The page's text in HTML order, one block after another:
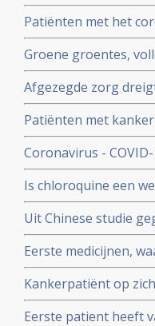
effecten op langere
Patiënten met het
slechtere prognose
Groene groentes,
blijkt uit studie van
virus (COVID-19)
Afgezegde zorg
van Gupta
Patiënten met
overleden daardoor
Coronavirus -
verkoudheid en
onderzoek bij 86
Is chloroquine een
wel op. Hier een
Uit Chinese studie
mensen besmet met
herstelt
Eerste medicijnen,
uitstekend te
onderzoekers
Kankerpatiënt op
NOS in een artikel
Eerste patient heeft